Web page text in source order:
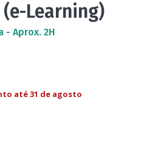
Learning)
- Aprox. 2H
até 31 de agosto